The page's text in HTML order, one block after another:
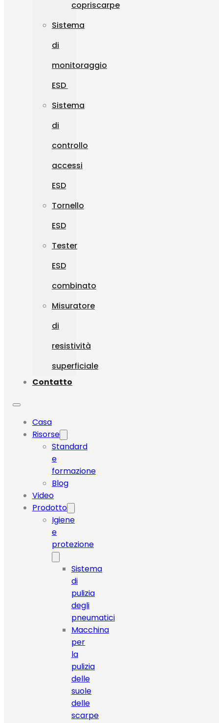
copriscarpe
Sistema
di
monitoraggio
ESD
Sistema
di
controllo
accessi
ESD
Tornello
ESD
Tester
ESD
combinato
Misuratore
di
resistività
superficiale
Contatto
Casa
Risorse
Standard
e
formazione
Blog
Video
Prodotto
Igiene
e
protezione
Sistema
di
pulizia
degli
pneumatici
Macchina
per
la
pulizia
delle
suole
delle
scarpe